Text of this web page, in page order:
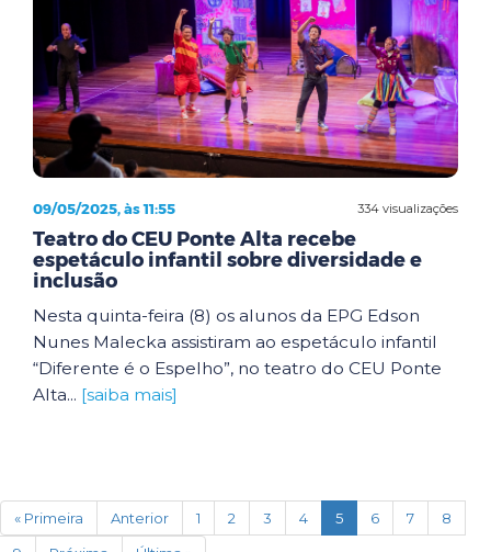
334 visualizações
09/05/2025, às 11:55
Teatro do CEU Ponte Alta recebe
espetáculo infantil sobre diversidade e
inclusão
Nesta quinta-feira (8) os alunos da EPG Edson
Nunes Malecka assistiram ao espetáculo infantil
“Diferente é o Espelho”, no teatro do CEU Ponte
Alta... [saiba mais]
« Primeira Anterior 1 2 3 4 5(current)
6 7
8